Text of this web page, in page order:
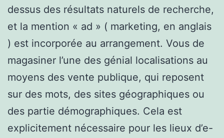
dessus des résultats naturels de recherche,
et la mention « ad » ( marketing, en anglais
) est incorporée au arrangement. Vous de
magasiner l’une des génial localisations au
moyens des vente publique, qui reposent
sur des mots, des sites géographiques ou
des partie démographiques. Cela est
explicitement nécessaire pour les lieux d’e-